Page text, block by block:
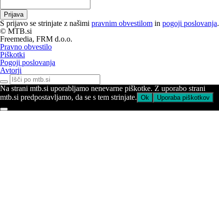
Prijava
S prijavo se strinjate z našimi pravnim obvestilom in pogoji poslovanja.
© MTB.si
Freemedia, FRM d.o.o.
Pravno obvestilo
Piškotki
Pogoji poslovanja
Avtorji
Na strani mtb.si uporabljamo nenevarne piškotke. Z uporabo strani
mtb.si predpostavljamo, da se s tem strinjate. Ok Uporaba piškotkov